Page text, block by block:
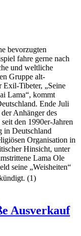
bevorzugten
fahre gerne nach
und weltliche
Gruppe alt-
Exil-Tibeter, „Seine
Lama“, kommt
Ende Juli
Anhänger des
den 1990er-Jahren
in Deutschland
Organisation in
Hinsicht, unter
Lama Ole
seine „Weisheiten“
(1)
Ausverkauf